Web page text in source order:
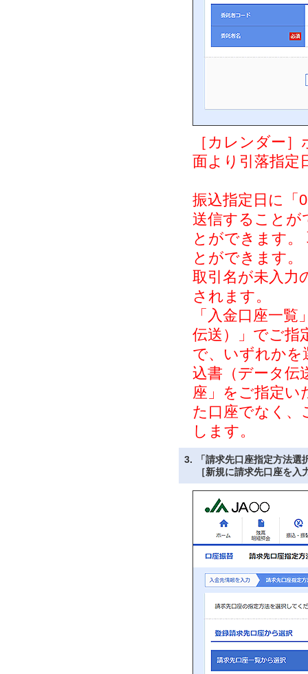
［カレンダー
面より引落指定
振込指定日に「
送信することが
とができます。
とができます。
取引名が未入力
されます。
「入金口座一
伝送）」でご指
で、いずれかを
込書（データ伝
座」をご指定い
た口座でなく、
します。
3.
「請求先口座指定方法
［新規に請求先口座を